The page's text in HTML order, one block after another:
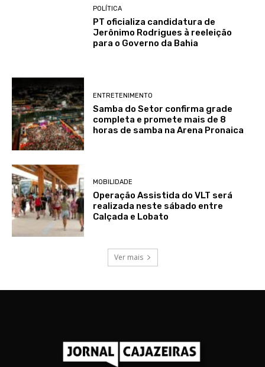
POLÍTICA
PT oficializa candidatura de
Jerônimo Rodrigues à reeleição
para o Governo da Bahia
ENTRETENIMENTO
Samba do Setor confirma grade
completa e promete mais de 8
horas de samba na Arena Pronaica
MOBILIDADE
Operação Assistida do VLT será
realizada neste sábado entre
Calçada e Lobato
Ver mais